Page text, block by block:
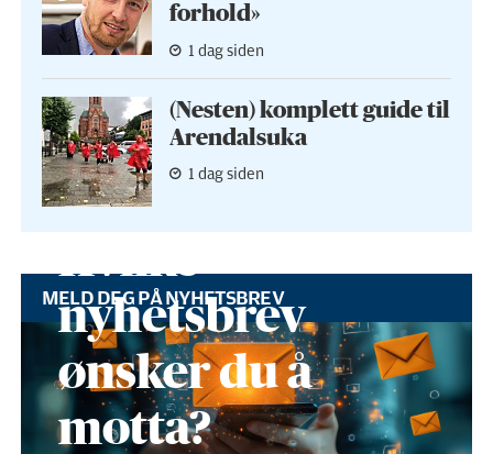
forhold»
1 dag siden
(Nesten) komplett guide til
Arendalsuka
1 dag siden
MELD DEG PÅ NYHETSBREV
Hvilke
nyhetsbrev
ønsker du å
motta?